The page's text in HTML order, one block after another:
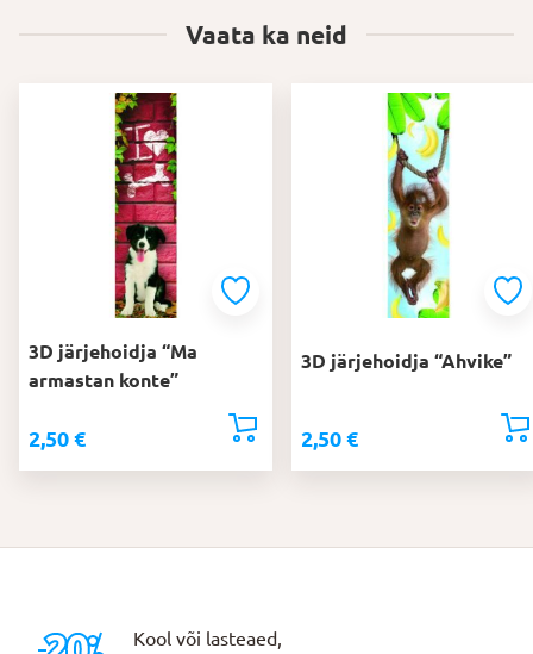
Vaata ka neid
3D järjehoidja “Ma
armastan konte”
2,50 €
3D järjehoidja “Ahvike”
2,50 €
Kool või lasteaed,